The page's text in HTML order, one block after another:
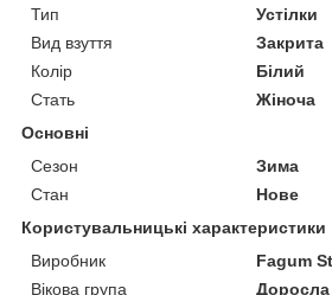
Тип
Устілки
Вид взуття
Закрита
Колір
Білий
Стать
Жіноча
Основні
Сезон
Зима
Стан
Нове
Користувальницькі характеристики
Виробник
Fagum
Вікова група
Доросла